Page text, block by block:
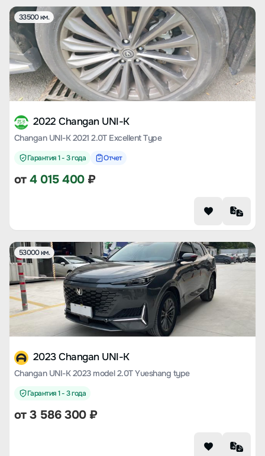
33500 км.
2022 Changan UNI-K
Changan UNI-K 2021 2.0T Excellent Type
Гарантия 1 - 3 года Отчет
от4 015 400₽
53000 км.
2023 Changan UNI-K
Changan UNI-K 2023 model 2.0T Yueshang type
Гарантия 1 - 3 года
от3 586 300₽